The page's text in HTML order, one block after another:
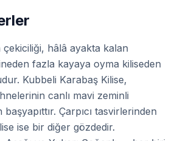
çekiciliği, hâlâ ayakta kalan
fazla kayaya oyma kiliseden
Kubbeli Karabaş Kilise,
canlı mavi zeminli
Çarpıcı tasvirlerinden
ise bir diğer gözdedir.